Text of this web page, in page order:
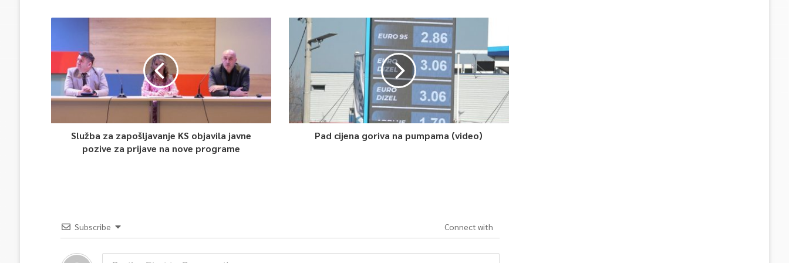
Služba za zapošljavanje KS objavila javne
pozive za prijave na nove programe
Pad cijena goriva na pumpama (video)
Subscribe Connect with